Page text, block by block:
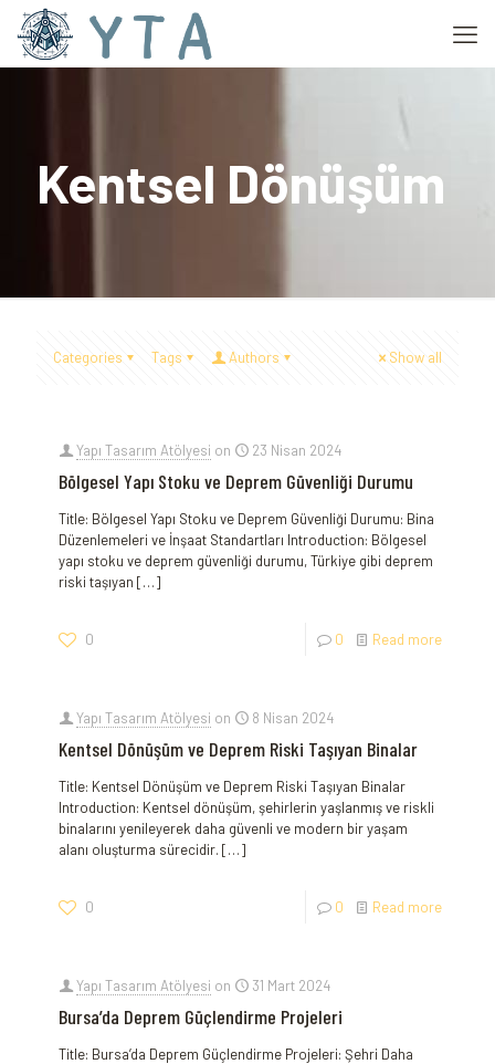
Kentsel Dönüşüm
Categories Tags Authors Show all
Yapı Tasarım Atölyesi on 23 Nisan 2024
Bölgesel Yapı Stoku ve Deprem Güvenliği Durumu
Title: Bölgesel Yapı Stoku ve Deprem Güvenliği Durumu: Bina
Düzenlemeleri ve İnşaat Standartları Introduction: Bölgesel
yapı stoku ve deprem güvenliği durumu, Türkiye gibi deprem
riski taşıyan […]
0 0 Read more
Yapı Tasarım Atölyesi on 8 Nisan 2024
Kentsel Dönüşüm ve Deprem Riski Taşıyan Binalar
Title: Kentsel Dönüşüm ve Deprem Riski Taşıyan Binalar
Introduction: Kentsel dönüşüm, şehirlerin yaşlanmış ve riskli
binalarını yenileyerek daha güvenli ve modern bir yaşam
alanı oluşturma sürecidir. […]
0 0 Read more
Yapı Tasarım Atölyesi on 31 Mart 2024
Bursa’da Deprem Güçlendirme Projeleri
Title: Bursa’da Deprem Güçlendirme Projeleri: Şehri Daha